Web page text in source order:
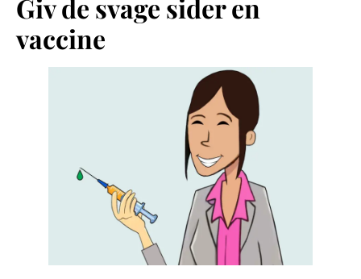
Giv de svage sider en
vaccine